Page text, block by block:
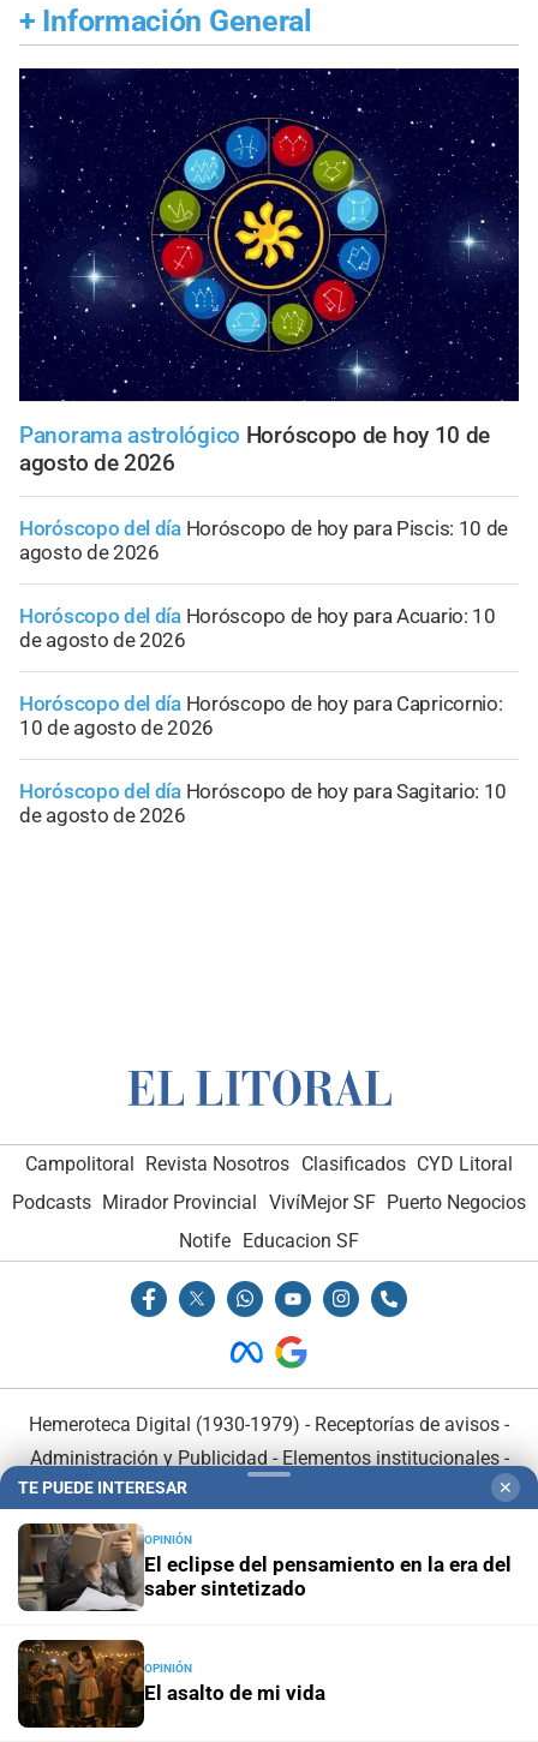
+ Información General
Panorama astrológico Horóscopo de hoy 10 de
agosto de 2026
Horóscopo del día Horóscopo de hoy para Piscis: 10 de
agosto de 2026
Horóscopo del día Horóscopo de hoy para Acuario: 10
de agosto de 2026
Horóscopo del día Horóscopo de hoy para Capricornio:
10 de agosto de 2026
Horóscopo del día Horóscopo de hoy para Sagitario: 10
de agosto de 2026
Campolitoral Revista Nosotros Clasificados CYD Litoral
Podcasts Mirador Provincial VivíMejor SF Puerto Negocios
Notife Educacion SF
Hemeroteca Digital (1930-1979) - Receptorías de avisos -
Administración y Publicidad - Elementos institucionales-
Opcionales con El Litoral
El Litoral es miembro de:
TE PUEDE INTERESAR ✕
OPINIÓN
El eclipse del pensamiento en la era del
saber sintetizado
OPINIÓN
El asalto de mi vida